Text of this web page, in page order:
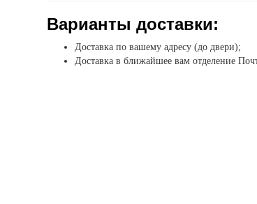
Варианты доставки:
Доставка по вашему адресу (до двери);
Доставка в ближайшее вам отделение